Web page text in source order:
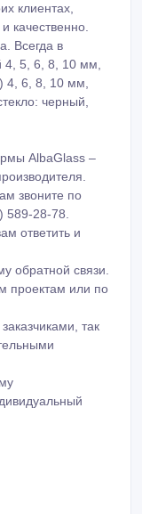
клиентах,
качественно.
Всегда в
4, 5, 6, 8, 10 мм,
4, 6, 8, 10 мм,
черный,
AlbaGlass –
звоните по
589-28-78.
ответить и
обратной связи.
проектам или по
так